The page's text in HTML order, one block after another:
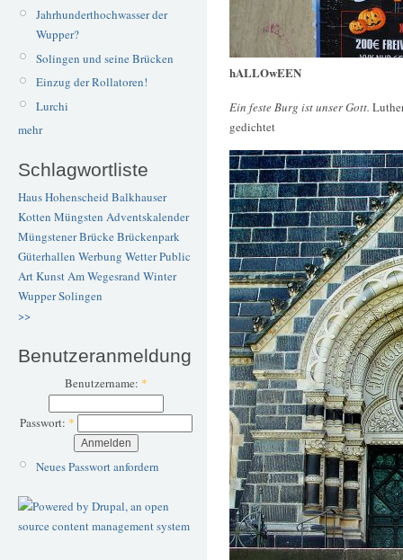
Jahrhunderthochwasser der
Wupper?
Solingen und seine Brücken
Einzug der Rollatoren!
Lurchi
mehr
Schlagwortliste
Haus Hohenscheid Balkhauser
Kotten Müngsten Adventskalender
Müngstener BrückeBrückenpark
Güterhallen Werbung WetterPublic
ArtKunstAm Wegesrand Winter
WupperSolingen
>>
Benutzeranmeldung
Benutzername: *
Passwort: *
Neues Passwort anfordern
hALLOwEEN
Ein feste Burg ist unser Gott.
gedichtet